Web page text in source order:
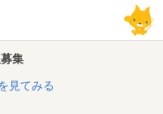
集
見てみる